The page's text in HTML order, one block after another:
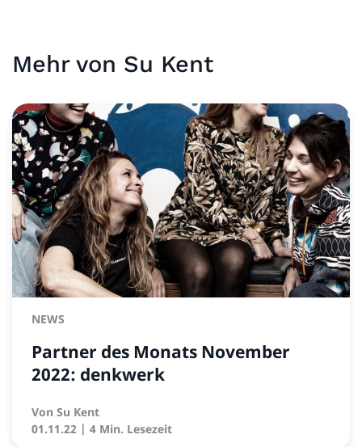
Mehr von Su Kent
NEWS
Partner des Monats November
2022: denkwerk
Von Su Kent
01.11.22 | 4 Min. Lesezeit